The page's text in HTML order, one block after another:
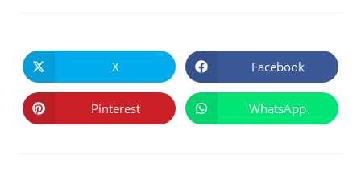
CE
CONTENU
Ouvrir
dans
une
autre
fenêtre
X Ouvrir
dans
une
autre
fenêtre
Facebook
Ouvrir
dans
Pinterest Ouvrir
dans
WhatsApp